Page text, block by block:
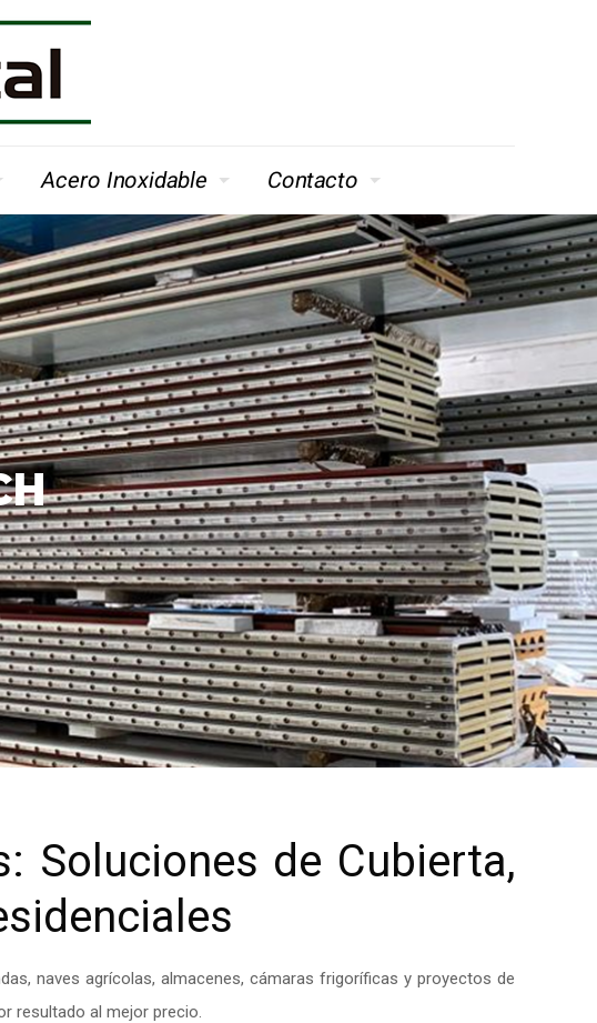
Acero Inoxidable Contacto
Soluciones de Cubierta,
naves agrícolas, almacenes, cámaras frigoríficas y proyectos de
resultado al mejor precio.